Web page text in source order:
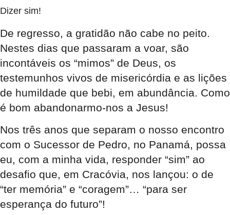
Dizer sim!
De regresso, a gratidão não cabe no peito.
Nestes dias que passaram a voar, são
incontáveis os “mimos” de Deus, os
testemunhos vivos de misericórdia e as lições
de humildade que bebi, em abundância. Como
é bom abandonarmo-nos a Jesus!
Nos três anos que separam o nosso encontro
com o Sucessor de Pedro, no Panamá, possa
eu, com a minha vida, responder “sim” ao
desafio que, em Cracóvia, nos lançou: o de
“ter memória” e “coragem”… “para ser
esperança do futuro”!